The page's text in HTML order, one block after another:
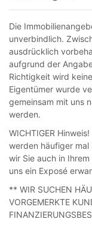
Die
unverbindlich.
ausdrücklich
aufgrund der
Richtigkeit wird
Eigentümer wurde
gemeinsam mit uns
werden.
WICHTIGER
werden häufiger mal
wir Sie auch in
uns ein Exposé
** WIR SUCHEN
VORGEMERKTE